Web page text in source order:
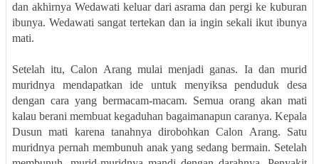
dan akhirnya Wedawati keluar dari asrama dan pergi ke kuburan
ibunya. Wedawati sangat tertekan dan ia ingin sekali ikut ibunya
mati.
Setelah itu, Calon Arang mulai menjadi ganas. Ia dan murid
muridnya mendapatkan ide untuk menyiksa penduduk desa
dengan cara yang bermacam-macam. Semua orang akan mati
kalau berani membuat kegaduhan bagaimanapun caranya. Kepala
Dusun mati karena tanahnya dirobohkan Calon Arang. Satu
muridnya pernah membunuh anak yang sedang bermain. Setelah